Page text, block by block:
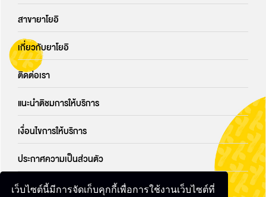
เว็บไซต์นี้มีการจัดเก็บคุกกี้เพื่อการใช้งานเว็บไซต์ที่
สาขายาโยอิ
เกี่ยวกับยาโยอิ
ติดต่อเรา
แนะนำติชมการให้บริการ
เงื่อนไขการให้บริการ
ประกาศความเป็นส่วนตัว
นโยบายคุ้กกี้